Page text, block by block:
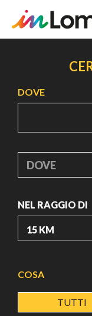
principale
DOVE
DOVE
NEL RAGGIO DI
LATITUDINE
COSA
TUTTI